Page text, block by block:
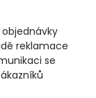
reklamace
se